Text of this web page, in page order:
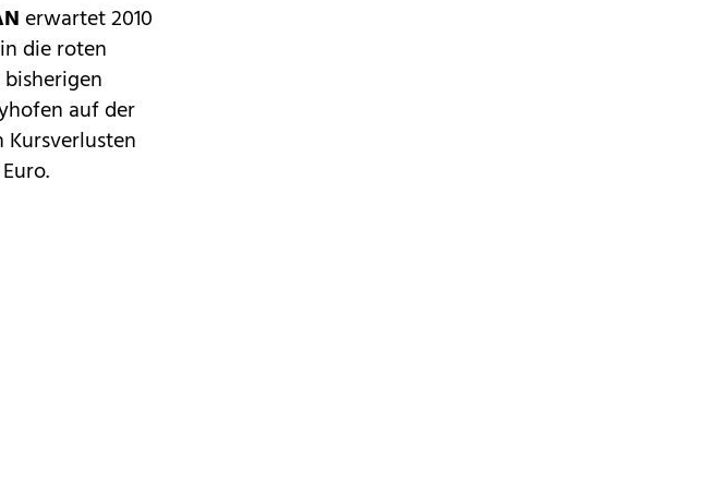
erwartet 2010
die roten
auf der